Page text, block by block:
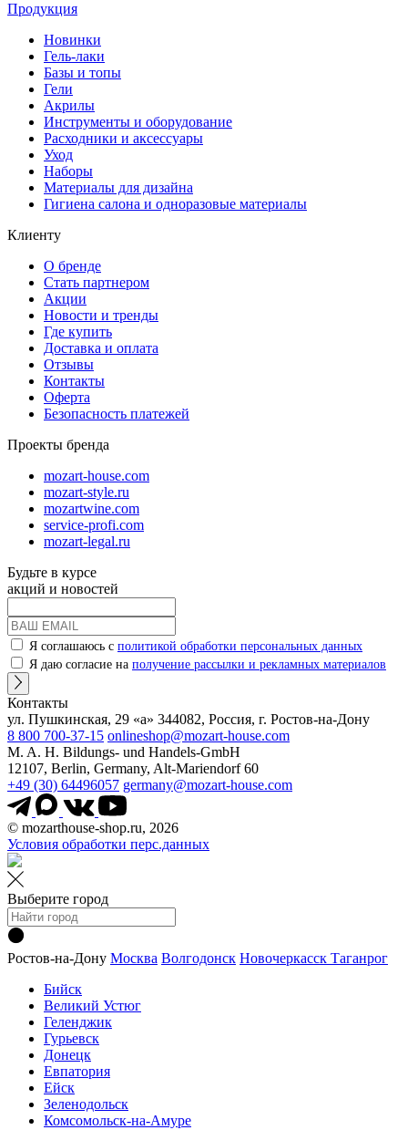
Продукция
Новинки
Гель-лаки
Базы и топы
Гели
Акрилы
Инструменты и оборудование
Расходники и аксессуары
Уход
Наборы
Материалы для дизайна
Гигиена салона и одноразовые материалы
Клиенту
О бренде
Стать партнером
Акции
Новости и тренды
Где купить
Доставка и оплата
Отзывы
Контакты
Оферта
Безопасность платежей
Проекты бренда
mozart-house.com
mozart-style.ru
mozartwine.com
service-profi.com
mozart-legal.ru
Будьте в курсе
акций и новостей
Я соглашаюсь с политикой обработки персональных данных
Я даю согласие на получение рассылки и рекламных материалов
Контакты
ул. Пушкинская, 29 «а» 344082, Россия, г. Ростов-на-Дону
8 800 700-37-15 onlineshop@mozart-house.com
M. A. H. Bildungs- und Handels-GmbH
12107, Berlin, Germany, Alt-Mariendorf 60
+49 (30) 64496057 germany@mozart-house.com
© mozarthouse-shop.ru, 2026
Условия обработки перс.данных
Выберите город
Ростов-на-Дону Москва Волгодонск Новочеркасск Таганрог
Бийск
Великий Устюг
Геленджик
Гурьевск
Донецк
Евпатория
Ейск
Зеленодольск
Комсомольск-на-Амуре